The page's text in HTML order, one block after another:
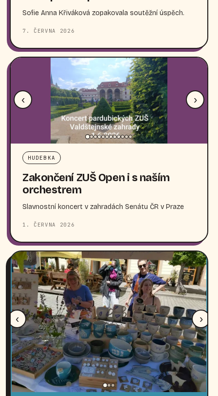
Sofie Anna Křiváková zopakovala soutěžní úspěch.
7. ČERVNA 2026
‹ ›
HUDEBKA
Zakončení ZUŠ Open i s naším
orchestrem
Slavnostní koncert v zahradách Senátu ČR v Praze
1. ČERVNA 2026
‹ ›